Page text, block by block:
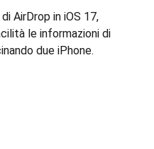
AirDrop in iOS 17,
le informazioni di
due iPhone.